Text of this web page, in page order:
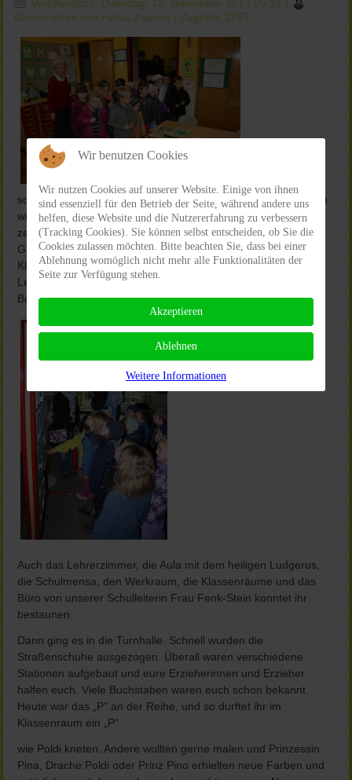
Veröffentlicht: Dienstag, 12. November 2013 05:21
Geschrieben von Heike Zasche | Zugriffe: 2757
Es ist ja schon
soooo lange her, aber bei unserer Durchsicht der Fotos haben
wir noch ein paar Bilder gefunden, die wir natürlich unbedingt
zeigen möchten. Am 22. Mai besuchten uns die zukünftigen
Grundschulkinder. Ja, das seid ihr – die jetzigen ersten
Klassen. Aufgeteilt in drei Gruppen führten euch die
Lehrerinnen Ursula Franzke, Ingrid Sandmann und Angelika
Bungert durch unsere Schule.
Auch das Lehrerzimmer, die Aula mit dem heiligen Ludgerus,
die Schulmensa, den Werkraum, die Klassenräume und das
Büro von unserer Schulleiterin Frau Fenk-Stein konntet ihr
bestaunen.
Dann ging es in die Turnhalle. Schnell wurden die
Straßenschuhe ausgezogen. Überall waren verschiedene
Stationen aufgebaut und eure Erzieherinnen und Erzieher
halfen euch. Viele Buchstaben waren euch schon bekannt.
Heute war das „P" an der Reihe, und so durftet ihr im
Klassenraum ein „P"
wie Poldi kneten. Andere wollten gerne malen und Prinzessin
Pina, Drache Poldi oder Prinz Pino erhielten neue Farben und
Wir benutzen Cookies
Wir nutzen Cookies auf unserer Website. Einige von ihnen
sind essenziell für den Betrieb der Seite, während andere uns
helfen, diese Website und die Nutzererfahrung zu verbessern
(Tracking Cookies). Sie können selbst entscheiden, ob Sie die
Cookies zulassen möchten. Bitte beachten Sie, dass bei einer
Ablehnung womöglich nicht mehr alle Funktionalitäten der
Seite zur Verfügung stehen.
Akzeptieren
Ablehnen
Weitere Informationen